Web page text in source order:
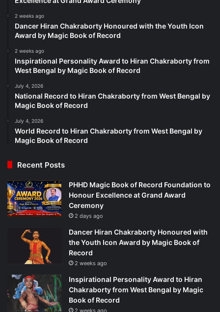
2 weeks ago
Dancer Hiran Chakraborty Honoured with the Youth Icon
Award by Magic Book of Record
2 weeks ago
Inspirational Personality Award to Hiran Chakraborty from
West Bengal by Magic Book of Record
July 4, 2026
National Record to Hiran Chakraborty from West Bengal by
Magic Book of Record
July 4, 2026
World Record to Hiran Chakraborty from West Bengal by
Magic Book of Record
Recent Posts
PHHD Magic Book of Record Foundation to
Honour Excellence at Grand Award
Ceremony
2 days ago
Dancer Hiran Chakraborty Honoured with
the Youth Icon Award by Magic Book of
Record
2 weeks ago
Inspirational Personality Award to Hiran
Chakraborty from West Bengal by Magic
Book of Record
2 weeks ago